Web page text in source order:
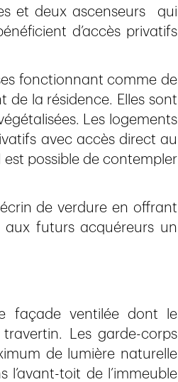
et deux ascenseurs qui
d’accès privatifs
fonctionnant comme de
de la résidence. Elles sont
Les logements
avec accès direct au
possible de contempler
de verdure en offrant
futurs acquéreurs un
façade ventilée dont le
Les garde-corps
de lumière naturelle
toit de l’immeuble